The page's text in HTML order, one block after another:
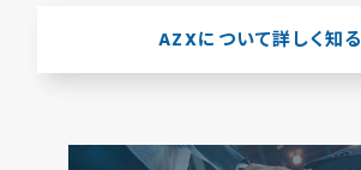
AZXについて詳しく知る